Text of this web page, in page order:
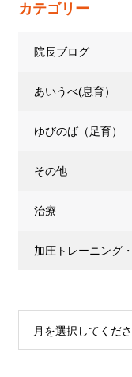
カテゴリー
院長ブログ
あいうべ(息育）
ゆびのば（足育）
その他
治療
加圧トレーニング
月を選択してくだ